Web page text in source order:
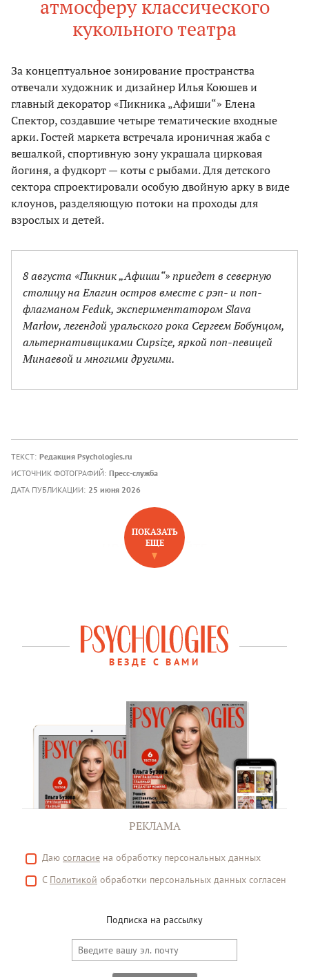
атмосферу классического
кукольного театра
За концептуальное зонирование пространства
отвечали художник и дизайнер Илья Коюшев и
главный декоратор «Пикника „Афиши“» Елена
Спектор, создавшие четыре тематические входные
арки. Гостей маркета встречала ироничная жаба с
вешалкой, спортивную зону украшала цирковая
йогиня, а фудкорт — коты с рыбами. Для детского
сектора спроектировали особую двойную арку в виде
клоунов, разделяющую потоки на проходы для
взрослых и детей.
8 августа «Пикник „Афиши“» приедет в северную
столицу на Елагин остров вместе с рэп- и поп-
флагманом Feduk, экспериментатором Slava
Marlow, легендой уральского рока Сергеем Бобунцом,
альтернативщиками Cupsize, яркой поп-певицей
Минаевой и многими другими.
ТЕКСТ: Редакция Psychologies.ru
ИСТОЧНИК ФОТОГРАФИЙ: Пресс-служба
ДАТА ПУБЛИКАЦИИ: 25 июня 2026
НОВОЕ НА САЙТЕ
ПОКАЗАТЬ
ЕЩЕ
ВЕЗДЕ С ВАМИ
РЕКЛАМА
Даю согласие на обработку персональных данных
С Политикой обработки персональных данных согласен
Подписка на рассылку